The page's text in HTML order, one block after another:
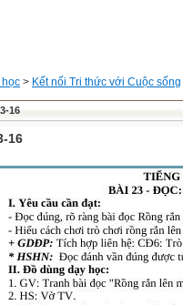
> Kết nối Tri thức với Cuộc sống
16
16